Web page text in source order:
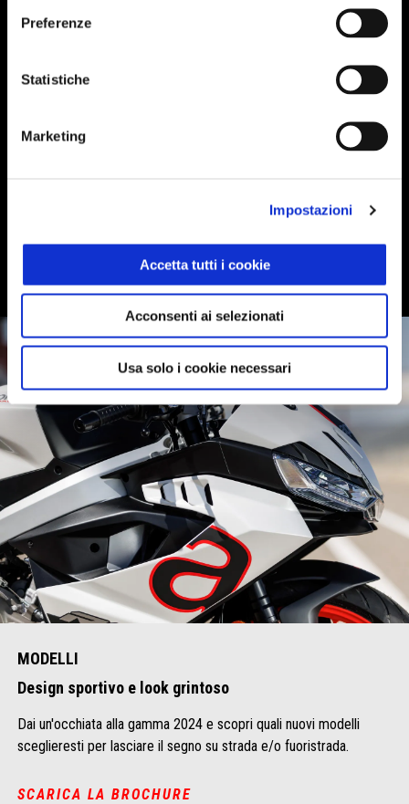
Preferenze
Statistiche
Marketing
Impostazioni
Accetta tutti i cookie
Acconsenti ai selezionati
Usa solo i cookie necessari
Aprilia Shop
Presso lo Shop potrai trovare abbigliamento firmato Aprilia e tanti
altri accessori.
MODELLI
Design sportivo e look grintoso
Dai un'occhiata alla gamma 2024 e scopri quali nuovi modelli
sceglieresti per lasciare il segno su strada e/o fuoristrada.
SCARICA LA BROCHURE